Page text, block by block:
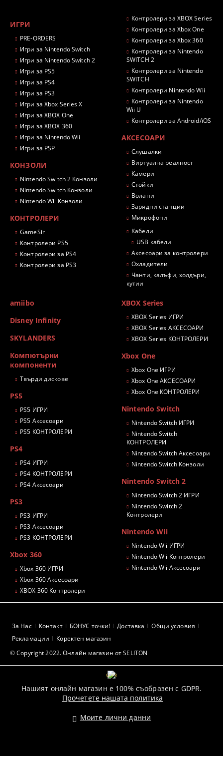
ИГРИ
PRE-ORDERS
Игри за Nintendo Switch
Игри за Nintendo Switch 2
Игри за PS5
Игри за PS4
Игри за PS3
Игри за Xbox Series X
Игри за XBOX One
Игри за XBOX 360
Игри за Nintendo Wii
Игри за PSP
КОНЗОЛИ
Nintendo Switch 2 Конзоли
Nintendo Switch Конзоли
Nintendo Wii Конзоли
КОНТРОЛЕРИ
GameSir
Контролери PS5
Контролери за PS4
Контролери за PS3
Контролери за XBOX Series
Контролери за Xbox One
Контролери за Xbox 360
Контролери за Nintendo
SWITCH 2
Контролери за Nintendo
SWITCH
Контролери Nintendo Wii
Контролери за Nintendo
Wii U
Контролери за Android/iOS
АКСЕСОАРИ
Слушалки
Виртуална реалност
Камери
Стойки
Волани
Зарядни станции
Микрофони
Кабели
USB кабели
Аксесоари за контролери
Охладители
Чанти, калъфи, холдъри,
кутии
amiibo
Disney Infinity
SKYLANDERS
Компютърни
компоненти
Твърди дискове
PS5
PS5 ИГРИ
PS5 Аксесоари
PS5 КОНТРОЛЕРИ
PS4
PS4 ИГРИ
PS4 КОНТРОЛЕРИ
PS4 Аксесоари
PS3
PS3 ИГРИ
PS3 Аксесоари
PS3 КОНТРОЛЕРИ
Xbox 360
Xbox 360 ИГРИ
Xbox 360 Аксесоари
XBOX 360 Контролери
XBOX Series
XBOX Series ИГРИ
XBOX Series АКСЕСОАРИ
XBOX Series КОНТРОЛЕРИ
Xbox One
Xbox One ИГРИ
Xbox One АКСЕСОАРИ
Xbox One КОНТРОЛЕРИ
Nintendo Switch
Nintendo Switch ИГРИ
Nintendo Switch
КОНТРОЛЕРИ
Nintendo Switch Аксесоари
Nintendo Switch Конзоли
Nintendo Switch 2
Nintendo Switch 2 ИГРИ
Nintendo Switch 2
Контролери
Nintendo Wii
Nintendo Wii ИГРИ
Nintendo Wii Контролери
Nintendo Wii Аксесоари
© Copyright 2022. Онлайн магазин от SELITON
За Нас Контакт БОНУС точки! Доставка
Общи условия
Рекламации
Коректен магазин
GDPR
Нашият онлайн магазин е 100% съобразен с GDPR.
Прочетете нашата политика
Моите лични данни